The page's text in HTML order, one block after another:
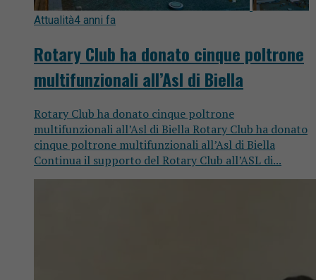
Attualità4 anni fa
Rotary Club ha donato cinque poltrone
multifunzionali all’Asl di Biella
Rotary Club ha donato cinque poltrone
multifunzionali all’Asl di Biella Rotary Club ha donato
cinque poltrone multifunzionali all’Asl di Biella
Continua il supporto del Rotary Club all’ASL di...